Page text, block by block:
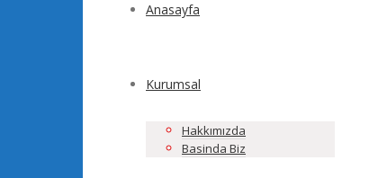
Anasayfa
Kurumsal
Hakkımızda
Basinda Biz